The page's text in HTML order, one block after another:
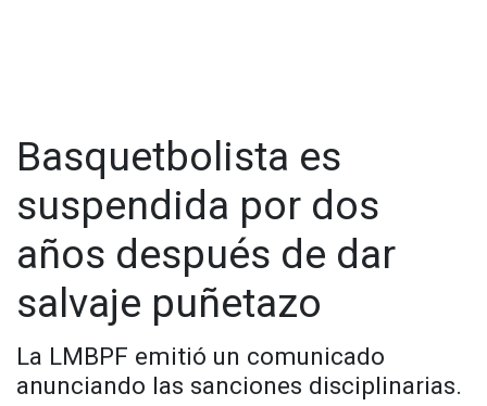
Basquetbolista es
suspendida por dos
años después de dar
salvaje puñetazo
La LMBPF emitió un comunicado
anunciando las sanciones disciplinarias.